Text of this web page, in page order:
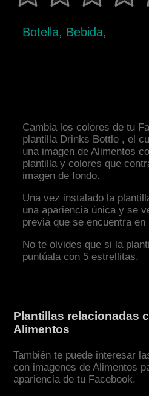
Botella, Bebida,
Cambia los colores de tu
plantilla Drinks Bottle , el
una imagen de Alimentos
plantilla y colores que
imagen de fondo.
Una vez instalado la
una apariencia única y se
previa que se encuentra en
No te olvides que si la
puntúala con 5 estrellitas.
Plantillas relacionadas
Alimentos
También te puede interesar
con imagenes de Alimentos
apariencia de tu Facebook.